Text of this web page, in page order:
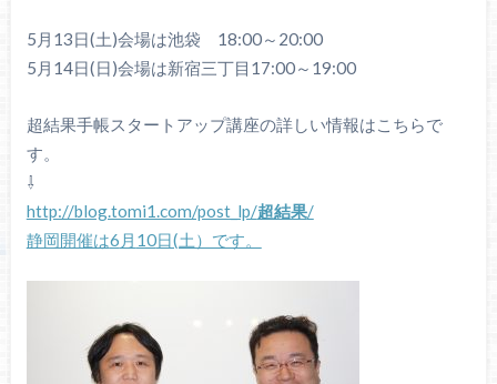
5 月 13日(土)会場は池袋 18:00～ 20:00
5 月 14日(日)会場は新宿三丁目 17:00～ 19:00
超結果手帳スタートアップ講座の詳しい情報はこちらで
す。
⇩
http://blog.tomi1.com/post_lp/超結果/
静岡開催は6 月 10日(土）です。